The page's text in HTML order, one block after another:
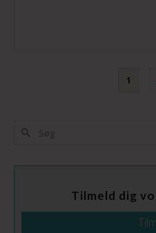
1
Tilmeld dig